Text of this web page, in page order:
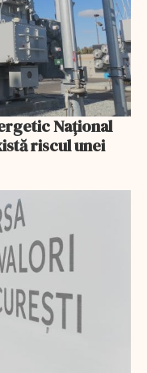
Național
riscul unei